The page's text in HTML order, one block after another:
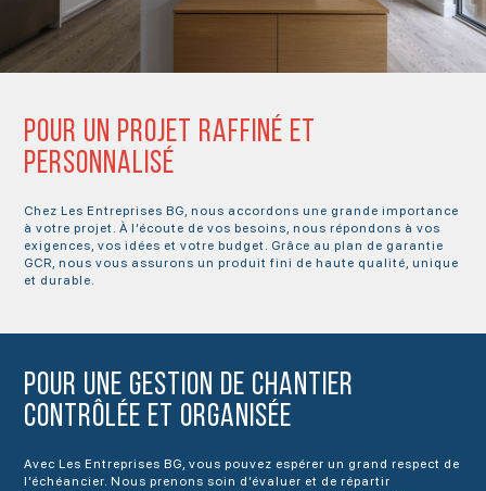
POUR UN PROJET RAFFINÉ ET
PERSONNALISÉ
Chez Les Entreprises BG, nous accordons une grande importance
à votre projet. À l’écoute de vos besoins, nous répondons à vos
exigences, vos idées et votre budget. Grâce au plan de garantie
GCR, nous vous assurons un produit fini de haute qualité, unique
et durable.
POUR UNE GESTION DE CHANTIER
CONTRÔLÉE ET ORGANISÉE
Avec Les Entreprises BG, vous pouvez espérer un grand respect de
l’échéancier. Nous prenons soin d’évaluer et de répartir